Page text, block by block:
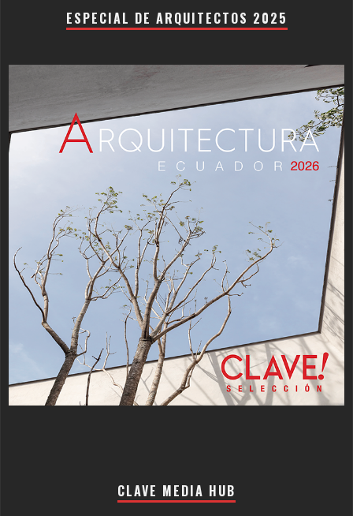
ESPECIAL DE ARQUITECTOS 2025
CLAVE MEDIA HUB